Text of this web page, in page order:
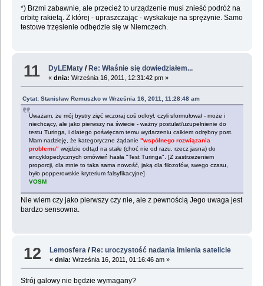
*) Brzmi zabawnie, ale przecież to urządzenie musi znieść podróż na
orbitę rakietą. Z której - upraszczając - wyskakuje na sprężynie. Samo
testowe trzęsienie odbędzie się w Niemczech.
11 DyLEMaty /Re: Właśnie się dowiedziałem...
«dnia: Września 16, 2011, 12:31:42 pm »
Cytat: Stanisław Remuszko w Września 16, 2011, 11:28:48 am
Uważam, że mój bystry zięć wczoraj coś odkrył, czyli sformułował - może i
niechcący, ale jako pierwszy na świecie - ważny postulat/uzupełnienie do
testu Turinga, i dlatego poświęcam temu wydarzeniu całkiem odrębny post.
Mam nadzieję, że kategoryczne żądanie "wspólnego rozwiązania
problemu" wejdzie odtąd na stałe (choć nie od razu, rzecz jasna) do
encyklopedycznych omówień hasła "Test Turinga". [Z zastrzeżeniem
proporcji, dla mnie to taka sama nowość, jaką dla filozofów, swego czasu,
było popperowskie kryterium falsyfikacyjne]
VOSM
Nie wiem czy jako pierwszy czy nie, ale z pewnością Jego uwaga jest
bardzo sensowna.
12 Lemosfera / Re: uroczystość nadania imienia satelicie
«dnia: Września 16, 2011, 01:16:46 am »
Strój galowy nie będzie wymagany?